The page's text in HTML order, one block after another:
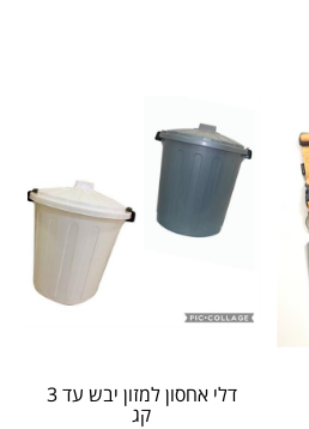
דלי אחסון למזון יבש עד 3
קג